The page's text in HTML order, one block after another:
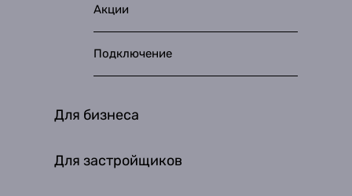
Акции
Подключение
Для бизнеса
Для застройщиков